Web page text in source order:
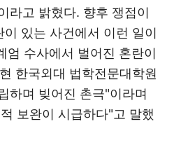
라고 밝혔다. 향후 쟁점이
있는 사건에서 이런 일이
엄 수사에서 벌어진 혼란이
한국외대 법학전문대학원
하며 빚어진 촌극"이라며
보완이 시급하다"고 말했